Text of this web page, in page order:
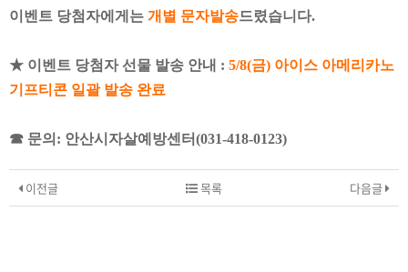
이벤트 당첨자에게는 개별 문자발송드렸습니다.
★ 이벤트 당첨자 선물 발송 안내 : 5/8(금) 아이스 아메리카노
기프티콘 일괄 발송 완료
☎ 문의: 안산시자살예방센터(031-418-0123)
이전글 다음글
목록